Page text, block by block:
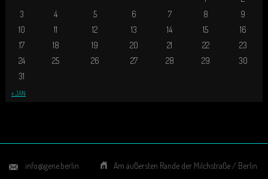
« JAN
3
4 5 6 7 8
9
10
11 12 13 14 15
16
17
18 19 20 21 22
23
24
25 26 27 28 29
30
31
info@gene.berlin Am äußersten Rande der Milchstraße / Berlin